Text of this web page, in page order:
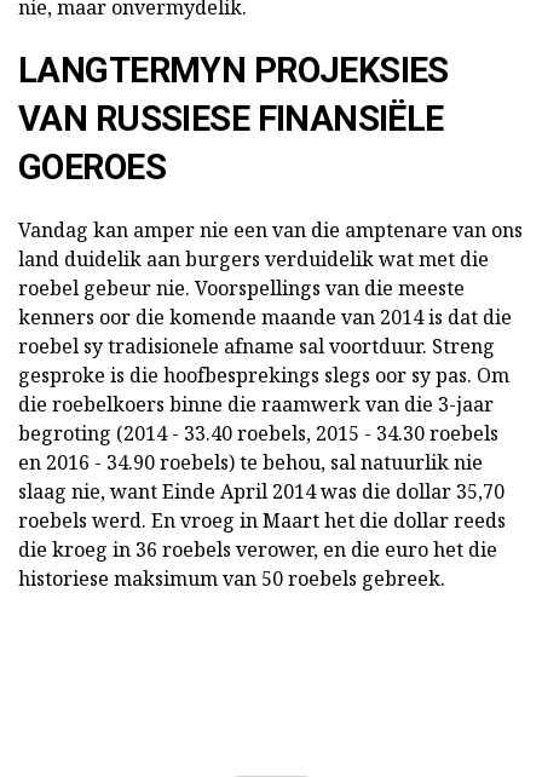
nie, maar onvermydelik.
LANGTERMYN PROJEKSIES
VAN RUSSIESE FINANSIËLE
GOEROES
Vandag kan amper nie een van die amptenare van ons
land duidelik aan burgers verduidelik wat met die
roebel gebeur nie. Voorspellings van die meeste
kenners oor die komende maande van 2014 is dat die
roebel sy tradisionele afname sal voortduur. Streng
gesproke is die hoofbesprekings slegs oor sy pas. Om
die roebelkoers binne die raamwerk van die 3-jaar
begroting (2014 - 33.40 roebels, 2015 - 34.30 roebels
en 2016 - 34.90 roebels) te behou, sal natuurlik nie
slaag nie, want Einde April 2014 was die dollar 35,70
roebels werd. En vroeg in Maart het die dollar reeds
die kroeg in 36 roebels verower, en die euro het die
historiese maksimum van 50 roebels gebreek.